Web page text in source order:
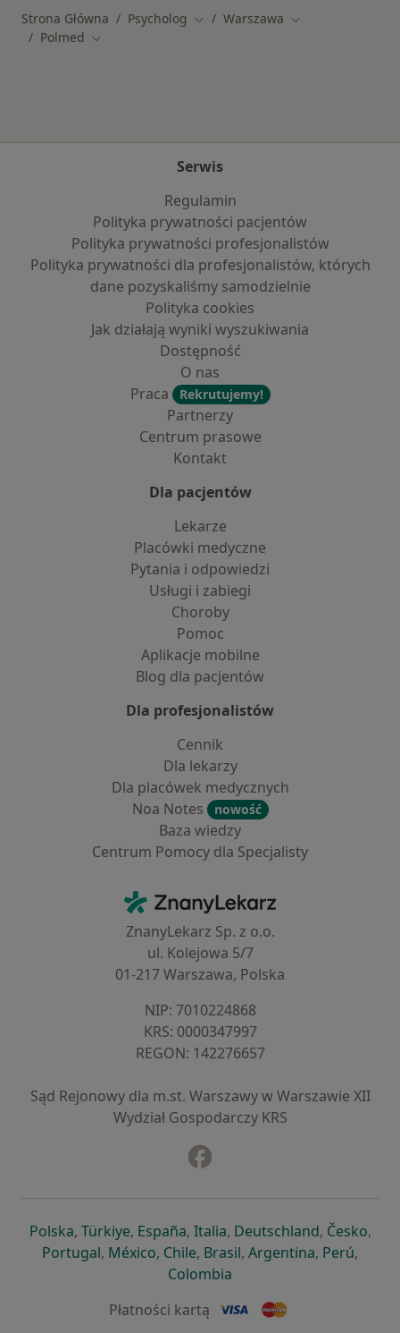
Strona Główna Psycholog Zmień miasto
Warszawa Zmień miasto
Polmed Zmień miasto
Serwis
Regulamin
Polityka prywatności pacjentów
Polityka prywatności profesjonalistów
Polityka prywatności dla profesjonalistów, których
dane pozyskaliśmy samodzielnie
Polityka cookies
Jak działają wyniki wyszukiwania
Dostępność
O nas
Praca
Rekrutujemy!
Partnerzy
Centrum prasowe
Kontakt
Dla pacjentów
Lekarze
Placówki medyczne
Pytania i odpowiedzi
Usługi i zabiegi
Choroby
Pomoc
Aplikacje mobilne
Blog dla pacjentów
Dla profesjonalistów
Cennik
Dla lekarzy
Dla placówek medycznych
Noa Notes
nowość
Baza wiedzy
Centrum Pomocy dla Specjalisty
ZnanyLekarz - Strona główna
ZnanyLekarz Sp. z o.o.
ul. Kolejowa 5/7
01-217 Warszawa, Polska
NIP: ⁠7010224868
KRS: ⁠0000347997
REGON: ⁠142276657
Sąd Rejonowy dla m.st. Warszawy w Warszawie XII
Wydział Gospodarczy KRS
Polskaotwiera się w nowej karcie
, Türkiyeotwiera się w nowej karcie
, Españaotwiera się w nowej karcie
, Italiaotwiera się w nowej
, Deutschlandotwiera się
, Česko,
Portugalotwiera się w nowej karcie
, Méxicootwiera się w nowej karcie
, Chileotwiera się w nowej karcie
, Brasilotwiera się w nowej
, Argentinaotwiera się
, Perú,
Colombia
Płatności kartą